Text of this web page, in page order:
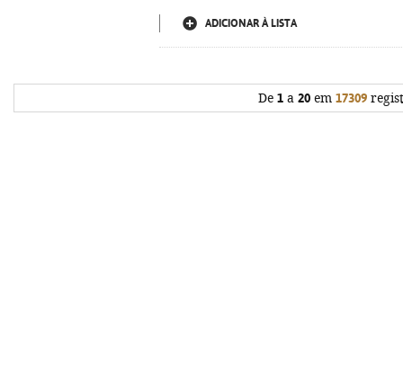
ADICIONAR À LISTA
De 1 a 20 em 17309